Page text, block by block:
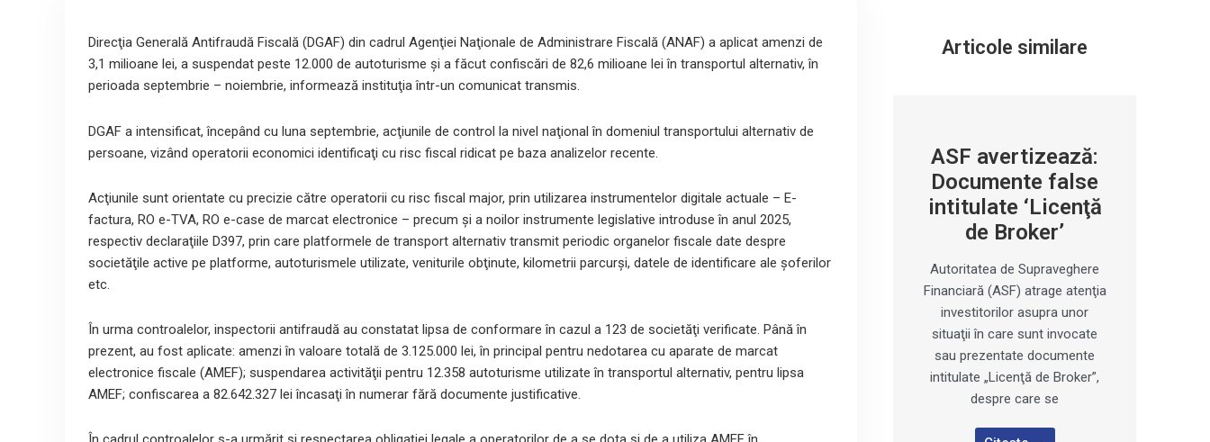
Direcţia Generală Antifraudă Fiscală (DGAF) din cadrul Agenţiei Naţionale de Administrare Fiscală (ANAF) a aplicat amenzi de
3,1 milioane lei, a suspendat peste 12.000 de autoturisme şi a făcut confiscări de 82,6 milioane lei în transportul alternativ, în
perioada septembrie – noiembrie, informează instituţia într-un comunicat transmis.
DGAF a intensificat, începând cu luna septembrie, acţiunile de control la nivel naţional în domeniul transportului alternativ de
persoane, vizând operatorii economici identificaţi cu risc fiscal ridicat pe baza analizelor recente.
Acţiunile sunt orientate cu precizie către operatorii cu risc fiscal major, prin utilizarea instrumentelor digitale actuale – E-
factura, RO e-TVA, RO e-case de marcat electronice – precum şi a noilor instrumente legislative introduse în anul 2025,
respectiv declaraţiile D397, prin care platformele de transport alternativ transmit periodic organelor fiscale date despre
societăţile active pe platforme, autoturismele utilizate, veniturile obţinute, kilometrii parcurşi, datele de identificare ale şoferilor
etc.
În urma controalelor, inspectorii antifraudă au constatat lipsa de conformare în cazul a 123 de societăţi verificate. Până în
prezent, au fost aplicate: amenzi în valoare totală de 3.125.000 lei, în principal pentru nedotarea cu aparate de marcat
electronice fiscale (AMEF); suspendarea activităţii pentru 12.358 autoturisme utilizate în transportul alternativ, pentru lipsa
AMEF; confiscarea a 82.642.327 lei încasaţi în numerar fără documente justificative.
Articole similare
ASF avertizează:
Documente false
intitulate ‘Licenţă
de Broker’
Autoritatea de Supraveghere
Financiară (ASF) atrage atenţia
investitorilor asupra unor
situaţii în care sunt invocate
sau prezentate documente
intitulate „Licenţă de Broker”,
despre care se